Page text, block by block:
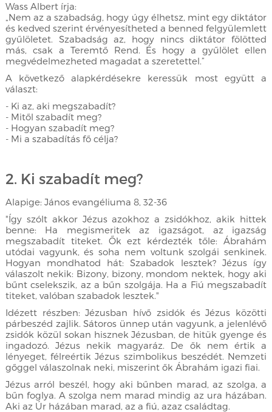
Wass Albert írja:
„Nem az a szabadság, hogy úgy élhetsz, mint egy diktátor
és kedved szerint érvényesítheted a benned felgyülemlett
gyűlöletet. Szabadság az, hogy nincs diktátor fölötted
más, csak a Teremtő Rend. És hogy a gyűlölet ellen
megvédelmezheted magadat a szeretettel.”
A következő alapkérdésekre keressük most együtt a
választ:
- Ki az, aki megszabadít?
- Mitől szabadít meg?
- Hogyan szabadít meg?
- Mi a szabadítás fő célja?
2. Ki szabadít meg?
Alapige: János evangéliuma 8, 32-36
"Így szólt akkor Jézus azokhoz a zsidókhoz, akik hittek
benne: Ha megismeritek az igazságot, az igazság
megszabadít titeket. Ők ezt kérdezték tőle: Ábrahám
utódai vagyunk, és soha nem voltunk szolgái senkinek.
Hogyan mondhatod hát: Szabadok lesztek? Jézus így
válaszolt nekik: Bizony, bizony, mondom nektek, hogy aki
bűnt cselekszik, az a bűn szolgája. Ha a Fiú megszabadít
titeket, valóban szabadok lesztek."
Idézett részben: Jézusban hívő zsidók és Jézus közötti
párbeszéd zajlik. Sátoros ünnep után vagyunk, a jelenlévő
zsidók közül sokan hisznek Jézusban, de hitük gyenge és
ingadozó. Jézus nekik magyaráz. De ők nem értik a
lényeget, félreértik Jézus szimbolikus beszédét. Nemzeti
gőggel válaszolnak neki, miszerint ők Ábrahám igazi fiai.
Jézus arról beszél, hogy aki bűnben marad, az szolga, a
bűn foglya. A szolga nem marad mindig az ura házában.
Aki az Úr házában marad, az a fiú, azaz családtag.